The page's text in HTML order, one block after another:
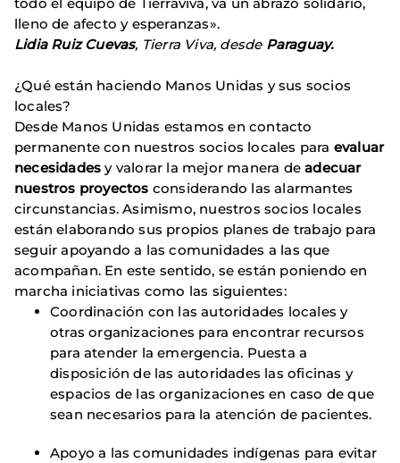
lleno de afecto y esperanzas».
Lidia Ruiz Cuevas, Tierra Viva, desde Paraguay.
¿Qué están haciendo Manos Unidas y sus socios
locales?
Desde Manos Unidas estamos en contacto
permanente con nuestros socios locales para evaluar
necesidadesy valorar la mejor manera deadecuar
nuestros proyectos considerando las alarmantes
circunstancias. Asimismo, nuestros socios locales
están elaborando sus propios planes de trabajo para
seguir apoyando a las comunidades a las que
acompañan. En este sentido, se están poniendo en
marcha iniciativas como las siguientes:
Coordinación con las autoridades locales y
otras organizaciones para encontrar recursos
para atender la emergencia. Puesta a
disposición de las autoridades las oficinas y
espacios de las organizaciones en caso de que
sean necesarios para la atención de pacientes.
Apoyo a las comunidades indígenas para evitar